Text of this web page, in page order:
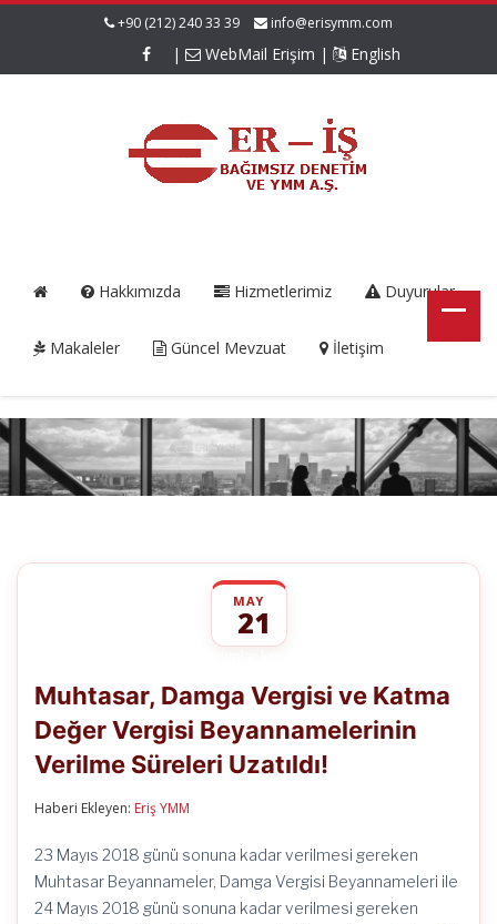
+90 (212) 240 33 39 info@erisymm.com
| WebMail Erişim | English
Hakkımızda Hizmetlerimiz Duyurular
Makaleler Güncel Mevzuat İletişim
MAY
21
Vergisi
ve
Katma
Değer
Vergisi
için
Muhtasar, Damga Vergisi ve Katma
Değer Vergisi Beyannamelerinin
Verilme Süreleri Uzatıldı!
Haberi Ekleyen: Eriş YMM
23 Mayıs 2018 günü sonuna kadar verilmesi gereken
Muhtasar Beyannameler, Damga Vergisi Beyannameleri ile
24 Mayıs 2018 günü sonuna kadar verilmesi gereken